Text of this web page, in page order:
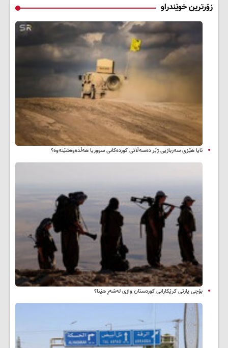
زۆرترین خوێندراو
ئایا هێزی سەربازیی ژێر دەسەڵاتی کوردەکانی سووریا هەڵدەوەشێتەوە؟
بۆچی پارتی کرێکارانی کوردستان وازی لەشەڕ هێنا؟